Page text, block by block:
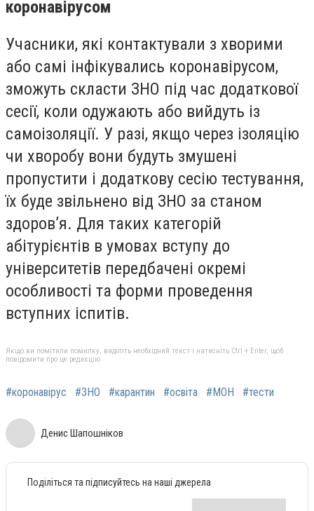
коронавірусом
Учасники, які контактували з хворими
або самі інфікувались коронавірусом,
зможуть скласти ЗНО під час додаткової
сесії, коли одужають або вийдуть із
самоізоляції. У разі, якщо через ізоляцію
чи хворобу вони будуть змушені
пропустити і додаткову сесію тестування,
їх буде звільнено від ЗНО за станом
здоров’я. Для таких категорій
абітурієнтів в умовах вступу до
університетів передбачені окремі
особливості та форми проведення
вступних іспитів.
Якщо ви помітили помилку, виділіть необхідний текст і натисніть Ctrl + Enter, щоб
повідомити про це редакцію
#коронавірус #ЗНО #карантин #освіта #МОН #тести
Денис Шапошніков
Поділіться та підписуйтесь на наші джерела